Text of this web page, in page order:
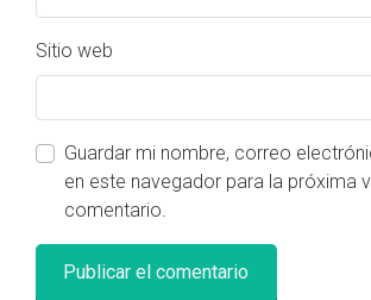
Sitio web
Guardar mi nombre, correo
en este navegador para la próxima
comentario.